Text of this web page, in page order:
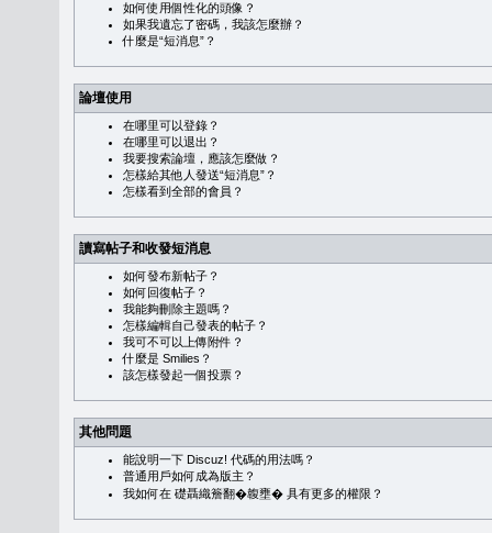
如何使用個性化的頭像？
如果我遺忘了密碼，我該怎麼辦？
什麼是“短消息”？
論壇使用
在哪里可以登錄？
在哪里可以退出？
我要搜索論壇，應該怎麼做？
怎樣給其他人發送“短消息”？
怎樣看到全部的會員？
讀寫帖子和收發短消息
如何發布新帖子？
如何回復帖子？
我能夠刪除主題嗎？
怎樣編輯自己發表的帖子？
我可不可以上傳附件？
什麼是 Smilies？
該怎樣發起一個投票？
其他問題
能說明一下 Discuz! 代碼的用法嗎？
普通用戶如何成為版主？
我如何在 礎聶織簷翻�䪖壅� 具有更多的權限？